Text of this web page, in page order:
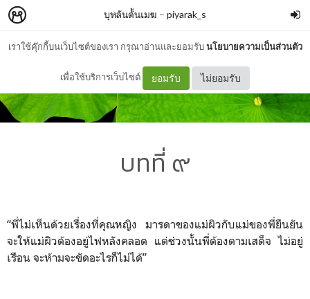
เราใช้คุ๊กกี้บนเว็บไซต์ของเรา กรุณาอ่านและยอมรับนโยบายความเป็นส่วนตัว
เพื่อใช้บริการเว็บไซต์ ยอมรับ ไม่ยอมรับ
บุหลันดั้นเมฆ – piyarak_s
บทที่ ๙
“พี่ไม่เห็นด้วยเรื่องที่คุณหญิง มารดาของแม่ผิวกับแม่ของพี่ยืนยัน
จะให้แม่ผิวต้องอยู่ไฟหลังคลอด แต่ช่วงนั้นพี่ต้องตามเสด็จ ไม่อยู่
เรือน จะห้ามจะขัดอะไรก็ไม่ได้”